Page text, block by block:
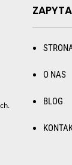
O NAS
BLOG